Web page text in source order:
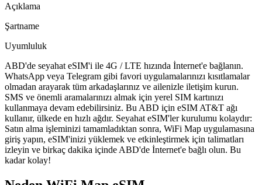
Açıklama
Şartname
Uyumluluk
ABD'de seyahat eSIM'i ile 4G / LTE hızında İnternet'e bağlanın.
WhatsApp veya Telegram gibi favori uygulamalarınızı kısıtlamalar
olmadan arayarak tüm arkadaşlarınız ve ailenizle iletişim kurun.
SMS ve önemli aramalarınızı almak için yerel SIM kartınızı
kullanmaya devam edebilirsiniz. Bu ABD için eSIM AT&T ağı
kullanır, ülkede en hızlı ağdır. Seyahat eSIM'ler kurulumu kolaydır:
Satın alma işleminizi tamamladıktan sonra, WiFi Map uygulamasına
giriş yapın, eSIM'inizi yüklemek ve etkinleştirmek için talimatları
izleyin ve birkaç dakika içinde ABD'de İnternet'e bağlı olun. Bu
kadar kolay!